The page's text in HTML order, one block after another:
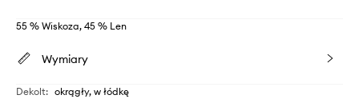
55 % Wiskoza, 45 % Len
Wymiary
Dekolt: okrągły, w łódkę